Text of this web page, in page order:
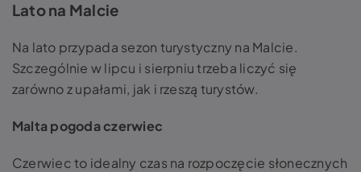
Lato na Malcie
Na lato przypada sezon turystyczny na Malcie.
Szczególnie w lipcu i sierpniu trzeba liczyć się
zarówno z upałami, jak i rzeszą turystów.
Malta pogoda czerwiec
Czerwiec to idealny czas na rozpoczęcie słonecznych